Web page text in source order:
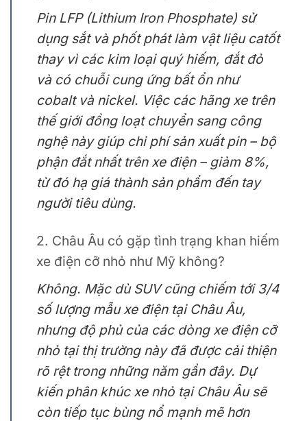
Pin LFP (Lithium Iron Phosphate) sử
dụng sắt và phốt phát làm vật liệu catốt
thay vì các kim loại quý hiếm, đắt đỏ
và có chuỗi cung ứng bất ổn như
cobalt và nickel. Việc các hãng xe trên
thế giới đồng loạt chuyển sang công
nghệ này giúp chi phí sản xuất pin – bộ
phận đắt nhất trên xe điện – giảm 8%,
từ đó hạ giá thành sản phẩm đến tay
người tiêu dùng.
2. Châu Âu có gặp tình trạng khan hiếm
xe điện cỡ nhỏ như Mỹ không?
Không. Mặc dù SUV cũng chiếm tới 3/4
số lượng mẫu xe điện tại Châu Âu,
nhưng độ phủ của các dòng xe điện cỡ
nhỏ tại thị trường này đã được cải thiện
rõ rệt trong những năm gần đây. Dự
kiến phân khúc xe nhỏ tại Châu Âu sẽ
còn tiếp tục bùng nổ mạnh mẽ hơn